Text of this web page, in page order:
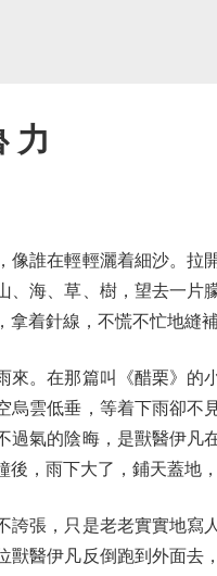
力
在輕輕灑着細沙。拉
、海、草、樹，望去一
着針線，不慌不忙地縫補
在那篇叫《醋栗》的
烏雲低垂，等着下雨卻
氣的陰晦，是獸醫伊凡
，雨下大了，鋪天蓋地
張，只是老老實實地寫
獸醫伊凡反倒跑到外面